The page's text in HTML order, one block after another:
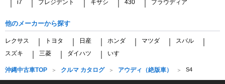
i7 プレジデント キザシ 430 プラウディア
他のメーカーから探す
レクサス トヨタ 日産 ホンダ マツダ スバル
スズキ 三菱 ダイハツ いすゞ
沖縄中古車TOP クルマ カタログ アウディ（絶版車） S4